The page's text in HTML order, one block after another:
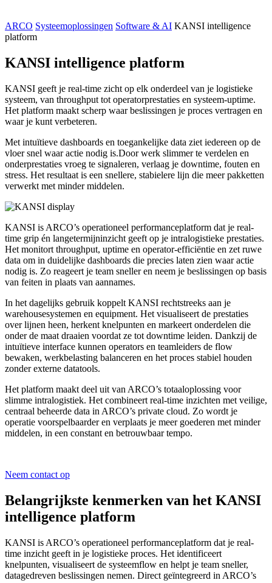
ARCO Systeemoplossingen Software & AI KANSI intelligence
platform
KANSI intelligence platform
KANSI geeft je real-time zicht op elk onderdeel van je logistieke
systeem, van throughput tot operatorprestaties en systeem-uptime.
Het platform maakt scherp waar beslissingen je proces vertragen en
waar je kunt verbeteren.
Met intuïtieve dashboards en toegankelijke data ziet iedereen op de
vloer snel waar actie nodig is.Door werk slimmer te verdelen en
onderprestaties vroeg te signaleren, verlaag je downtime, fouten en
stress. Het resultaat is een snellere, stabielere lijn die meer pakketten
verwerkt met minder middelen.
KANSI is ARCO’s operationeel performanceplatform dat je real-
time grip én langetermijninzicht geeft op je intralogistieke prestaties.
Het monitort throughput, uptime en operator-efficiëntie en zet ruwe
data om in duidelijke dashboards die precies laten zien waar actie
nodig is. Zo reageert je team sneller en neem je beslissingen op basis
van feiten in plaats van aannames.
In het dagelijks gebruik koppelt KANSI rechtstreeks aan je
warehousesystemen en equipment. Het visualiseert de prestaties
over lijnen heen, herkent knelpunten en markeert onderdelen die
onder de maat draaien voordat ze tot downtime leiden. Dankzij de
intuïtieve interface kunnen operators en teamleiders de flow
bewaken, werkbelasting balanceren en het proces stabiel houden
zonder externe datatools.
Het platform maakt deel uit van ARCO’s totaaloplossing voor
slimme intralogistiek. Het combineert real-time inzichten met veilige,
centraal beheerde data in ARCO’s private cloud. Zo wordt je
operatie voorspelbaarder en verplaats je meer goederen met minder
middelen, in een constant en betrouwbaar tempo.
Neem contact op
Belangrijkste kenmerken van het KANSI
intelligence platform
KANSI is ARCO’s operationeel performanceplatform dat je real-
time inzicht geeft in je logistieke proces. Het identificeert
knelpunten, visualiseert de systeemflow en helpt je team sneller,
datagedreven beslissingen nemen. Direct geïntegreerd in ARCO’s